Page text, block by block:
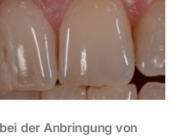
der Anbringung von